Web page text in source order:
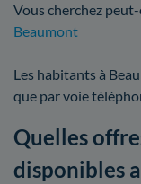
Vous cherchez
Beaumont
Les habitants à
que par voie
Quelles
disponibles